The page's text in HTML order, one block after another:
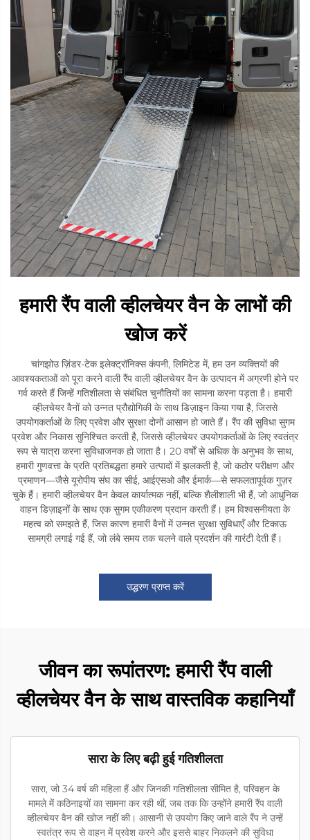
हमारी रैंप वाली व्हीलचेयर वैन के लाभों की
खोज करें
चांगझोउ ज़िंडर-टेक इलेक्ट्रॉनिक्स कंपनी, लिमिटेड में, हम उन व्यक्तियों की
आवश्यकताओं को पूरा करने वाली रैंप वाली व्हीलचेयर वैन के उत्पादन में अग्रणी होने पर
गर्व करते हैं जिन्हें गतिशीलता से संबंधित चुनौतियों का सामना करना पड़ता है। हमारी
व्हीलचेयर वैनों को उन्नत प्रौद्योगिकी के साथ डिज़ाइन किया गया है, जिससे
उपयोगकर्ताओं के लिए प्रवेश और सुरक्षा दोनों आसान हो जाते हैं। रैंप की सुविधा सुगम
प्रवेश और निकास सुनिश्चित करती है, जिससे व्हीलचेयर उपयोगकर्ताओं के लिए स्वतंत्र
रूप से यात्रा करना सुविधाजनक हो जाता है। 20 वर्षों से अधिक के अनुभव के साथ,
हमारी गुणवत्ता के प्रति प्रतिबद्धता हमारे उत्पादों में झलकती है, जो कठोर परीक्षण और
प्रमाणन—जैसे यूरोपीय संघ का सीई, आईएसओ और ईमार्क—से सफलतापूर्वक गुज़र
चुके हैं। हमारी व्हीलचेयर वैन केवल कार्यात्मक नहीं, बल्कि शैलीशाली भी हैं, जो आधुनिक
वाहन डिज़ाइनों के साथ एक सुगम एकीकरण प्रदान करती हैं। हम विश्वसनीयता के
महत्व को समझते हैं, जिस कारण हमारी वैनों में उन्नत सुरक्षा सुविधाएँ और टिकाऊ
सामग्री लगाई गई हैं, जो लंबे समय तक चलने वाले प्रदर्शन की गारंटी देती हैं।
उद्धरण प्राप्त करें
जीवन का रूपांतरण: हमारी रैंप वाली
व्हीलचेयर वैन के साथ वास्तविक कहानियाँ
सारा के लिए बढ़ी हुई गतिशीलता
सारा, जो 34 वर्ष की महिला हैं और जिनकी गतिशीलता सीमित है, परिवहन के
मामले में कठिनाइयों का सामना कर रही थीं, जब तक कि उन्होंने हमारी रैंप वाली
व्हीलचेयर वैन की खोज नहीं की। आसानी से उपयोग किए जाने वाले रैंप ने उन्हें
स्वतंत्र रूप से वाहन में प्रवेश करने और इससे बाहर निकलने की सुविधा